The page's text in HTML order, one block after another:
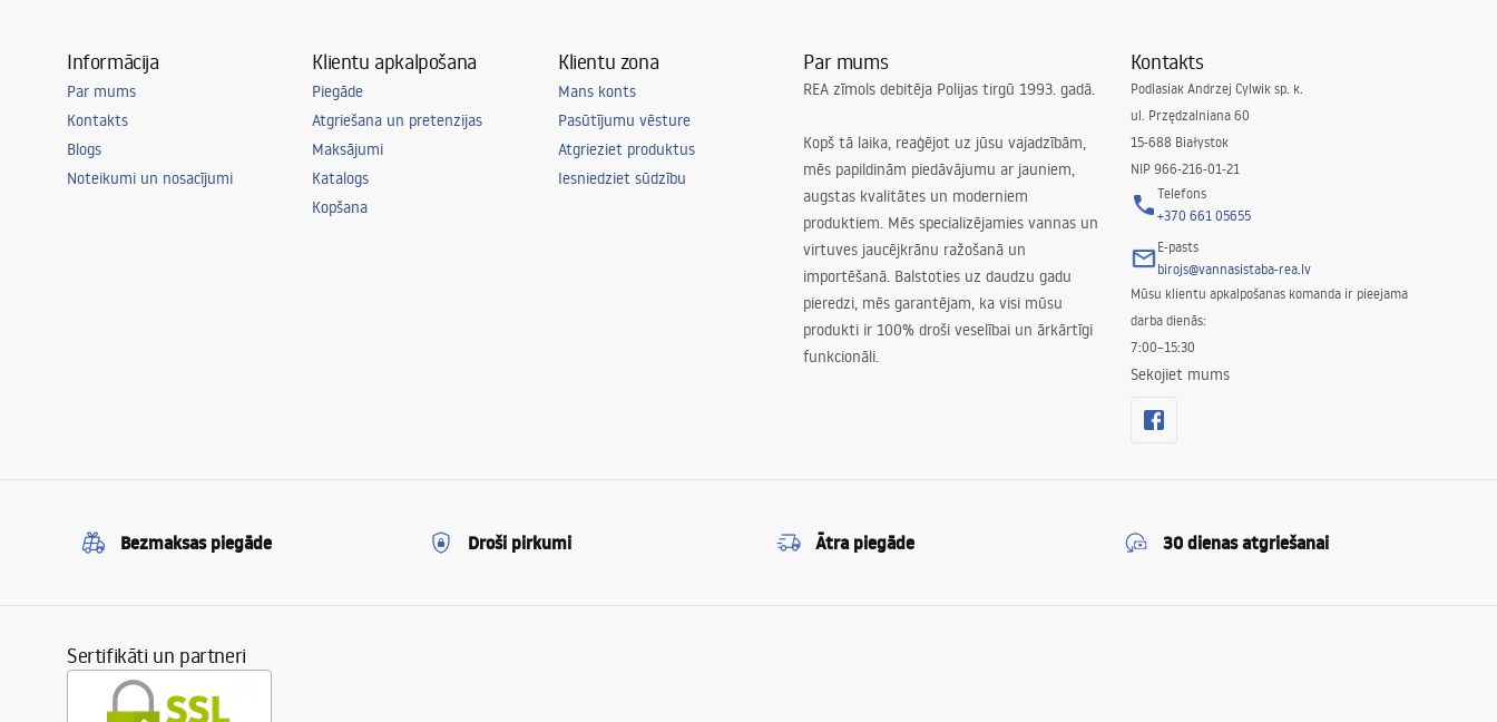
Informācija
Par mums
Kontakts
Blogs
Noteikumi un nosacījumi
Klientu apkalpošana
Piegāde
Atgriešana un pretenzijas
Maksājumi
Katalogs
Kopšana
Klientu zona
Mans konts
Pasūtījumu vēsture
Atgrieziet produktus
Iesniedziet sūdzību
Par mums
REA zīmols debitēja Polijas tirgū 1993. gadā.
Kopš tā laika, reaģējot uz jūsu vajadzībām,
mēs papildinām piedāvājumu ar jauniem,
augstas kvalitātes un moderniem
produktiem. Mēs specializējamies vannas un
virtuves jaucējkrānu ražošanā un
importēšanā. Balstoties uz daudzu gadu
pieredzi, mēs garantējam, ka visi mūsu
produkti ir 100% droši veselībai un ārkārtīgi
funkcionāli.
Kontakts
Podlasiak Andrzej Cylwik sp. k.
ul. Przędzalniana 60
15-688 Białystok
NIP 966-216-01-21
Telefons
+370 661 05655
E-pasts
birojs@vannasistaba-rea.lv
Mūsu klientu apkalpošanas komanda ir pieejama
darba dienās:
7:00–15:30
Sekojiet mums
Bezmaksas piegāde Droši pirkumi Ātra piegāde 30 dienas atgriešanai
Sertifikāti un partneri